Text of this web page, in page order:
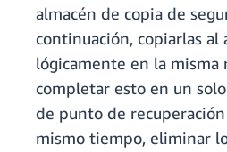
almacén de copia de
continuación, copiarlas al
lógicamente en la misma
completar esto en un
de punto de
mismo tiempo, eliminar